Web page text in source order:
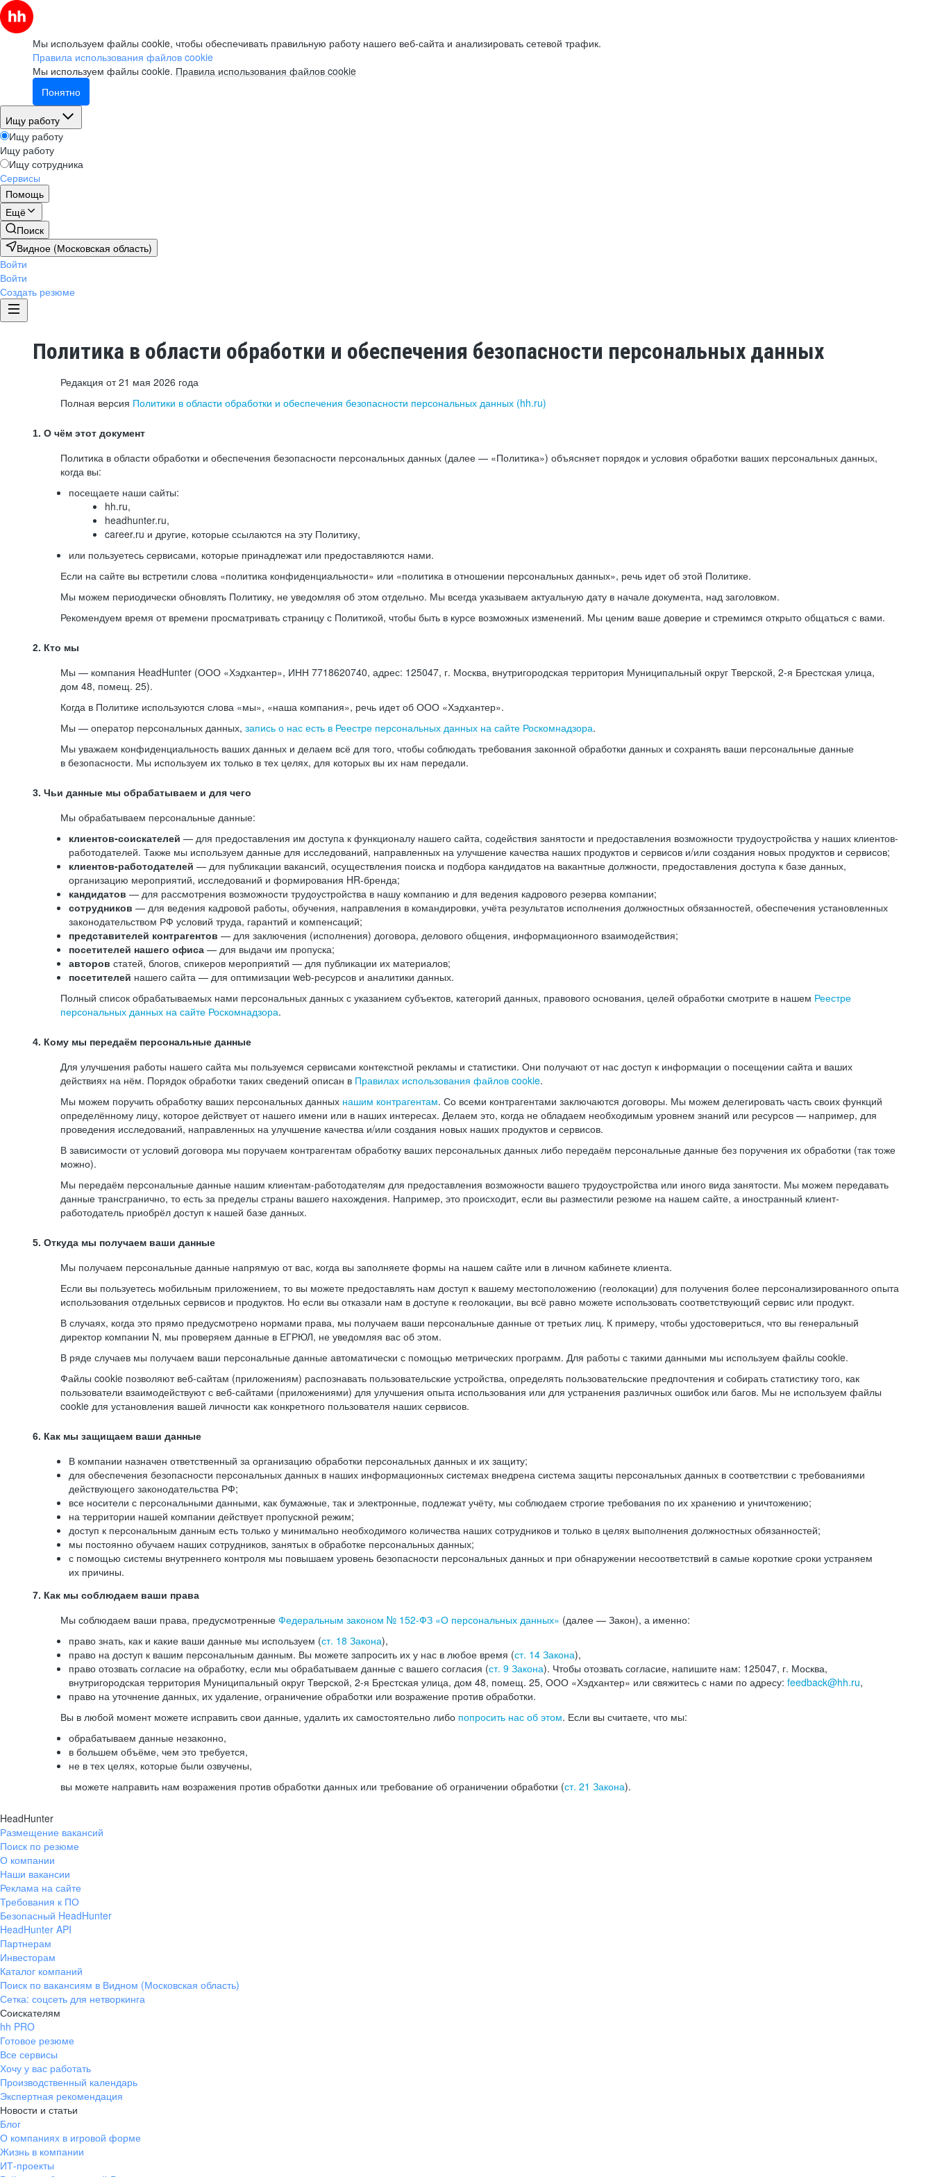
Мы используем файлы cookie, чтобы обеспечивать правильную работу нашего веб-сайта и анализировать сетевой трафик.
Правила использования файлов cookie
Мы используем файлы cookie. Правила использования файлов cookie
Понятно
Ищу работу
Ищу работу
Ищу работу
Ищу сотрудника
Сервисы
Помощь
Ещё
Поиск
Видное (Московская область)
Войти
Войти
Создать резюме
Политика в области обработки и обеспечения безопасности персональных данных
Редакция от 21 мая 2026 года
Полная версия Политики в области обработки и обеспечения безопасности персональных данных (hh.ru)
1. О чём этот документ
Политика в области обработки и обеспечения безопасности персональных данных (далее — «Политика») объясняет порядок и условия обработки ваших персональных данных,
когда вы:
посещаете наши сайты:
hh.ru,
headhunter.ru,
career.ru и другие, которые ссылаются на эту Политику,
или пользуетесь сервисами, которые принадлежат или предоставляются нами.
Если на сайте вы встретили слова «политика конфиденциальности» или «политика в отношении персональных данных», речь идет об этой Политике.
Мы можем периодически обновлять Политику, не уведомляя об этом отдельно. Мы всегда указываем актуальную дату в начале документа, над заголовком.
Рекомендуем время от времени просматривать страницу с Политикой, чтобы быть в курсе возможных изменений. Мы ценим ваше доверие и стремимся открыто общаться с вами.
2. Кто мы
Мы — компания HeadHunter (ООО «Хэдхантер», ИНН 7718620740, адрес: 125047, г. Москва, внутригородская территория Муниципальный округ Тверской, 2-я Брестская улица,
дом 48, помещ. 25).
Когда в Политике используются слова «мы», «наша компания», речь идет об ООО «Хэдхантер».
Мы — оператор персональных данных, запись о нас есть в Реестре персональных данных на сайте Роскомнадзора.
Мы уважаем конфиденциальность ваших данных и делаем всё для того, чтобы соблюдать требования законной обработки данных и сохранять ваши персональные данные
в безопасности. Мы используем их только в тех целях, для которых вы их нам передали.
3. Чьи данные мы обрабатываем и для чего
Мы обрабатываем персональные данные:
клиентов-соискателей — для предоставления им доступа к функционалу нашего сайта, содействия занятости и предоставления возможности трудоустройства у наших клиентов-
работодателей. Также мы используем данные для исследований, направленных на улучшение качества наших продуктов и сервисов и/или создания новых продуктов и сервисов;
клиентов-работодателей — для публикации вакансий, осуществления поиска и подбора кандидатов на вакантные должности, предоставления доступа к базе данных,
организацию мероприятий, исследований и формирования HR-бренда;
кандидатов — для рассмотрения возможности трудоустройства в нашу компанию и для ведения кадрового резерва компании;
сотрудников — для ведения кадровой работы, обучения, направления в командировки, учёта результатов исполнения должностных обязанностей, обеспечения установленных
законодательством РФ условий труда, гарантий и компенсаций;
представителей контрагентов — для заключения (исполнения) договора, делового общения, информационного взаимодействия;
посетителей нашего офиса — для выдачи им пропуска;
авторов статей, блогов, спикеров мероприятий — для публикации их материалов;
посетителей нашего сайта — для оптимизации web-ресурсов и аналитики данных.
Полный список обрабатываемых нами персональных данных с указанием субъектов, категорий данных, правового основания, целей обработки смотрите в нашем Реестре
персональных данных на сайте Роскомнадзора.
4. Кому мы передаём персональные данные
Для улучшения работы нашего сайта мы пользуемся сервисами контекстной рекламы и статистики. Они получают от нас доступ к информации о посещении сайта и ваших
действиях на нём. Порядок обработки таких сведений описан в Правилах использования файлов cookie.
Мы можем поручить обработку ваших персональных данных нашим контрагентам. Со всеми контрагентами заключаются договоры. Мы можем делегировать часть своих функций
определённому лицу, которое действует от нашего имени или в наших интересах. Делаем это, когда не обладаем необходимым уровнем знаний или ресурсов — например, для
проведения исследований, направленных на улучшение качества и/или создания новых наших продуктов и сервисов.
В зависимости от условий договора мы поручаем контрагентам обработку ваших персональных данных либо передаём персональные данные без поручения их обработки (так тоже
можно).
Мы передаём персональные данные нашим клиентам-работодателям для предоставления возможности вашего трудоустройства или иного вида занятости. Мы можем передавать
данные трансгранично, то есть за пределы страны вашего нахождения. Например, это происходит, если вы разместили резюме на нашем сайте, а иностранный клиент-
работодатель приобрёл доступ к нашей базе данных.
5. Откуда мы получаем ваши данные
Мы получаем персональные данные напрямую от вас, когда вы заполняете формы на нашем сайте или в личном кабинете клиента.
Если вы пользуетесь мобильным приложением, то вы можете предоставлять нам доступ к вашему местоположению (геолокации) для получения более персонализированного опыта
использования отдельных сервисов и продуктов. Но если вы отказали нам в доступе к геолокации, вы всё равно можете использовать соответствующий сервис или продукт.
В случаях, когда это прямо предусмотрено нормами права, мы получаем ваши персональные данные от третьих лиц. К примеру, чтобы удостовериться, что вы генеральный
директор компании N, мы проверяем данные в ЕГРЮЛ, не уведомляя вас об этом.
В ряде случаев мы получаем ваши персональные данные автоматически с помощью метрических программ. Для работы с такими данными мы используем файлы cookie.
Файлы cookie позволяют веб-сайтам (приложениям) распознавать пользовательские устройства, определять пользовательские предпочтения и собирать статистику того, как
пользователи взаимодействуют с веб-сайтами (приложениями) для улучшения опыта использования или для устранения различных ошибок или багов. Мы не используем файлы
cookie для установления вашей личности как конкретного пользователя наших сервисов.
6. Как мы защищаем ваши данные
В компании назначен ответственный за организацию обработки персональных данных и их защиту;
для обеспечения безопасности персональных данных в наших информационных системах внедрена система защиты персональных данных в соответствии с требованиями
действующего законодательства РФ;
все носители с персональными данными, как бумажные, так и электронные, подлежат учёту, мы соблюдаем строгие требования по их хранению и уничтожению;
на территории нашей компании действует пропускной режим;
доступ к персональным данным есть только у минимально необходимого количества наших сотрудников и только в целях выполнения должностных обязанностей;
мы постоянно обучаем наших сотрудников, занятых в обработке персональных данных;
с помощью системы внутреннего контроля мы повышаем уровень безопасности персональных данных и при обнаружении несоответствий в самые короткие сроки устраняем
их причины.
7. Как мы соблюдаем ваши права
Мы соблюдаем ваши права, предусмотренные Федеральным законом № 152-ФЗ «О персональных данных» (далее — Закон), а именно:
право знать, как и какие ваши данные мы используем (ст. 18 Закона),
право на доступ к вашим персональным данным. Вы можете запросить их у нас в любое время (ст. 14 Закона),
право отозвать согласие на обработку, если мы обрабатываем данные с вашего согласия (ст. 9 Закона). Чтобы отозвать согласие, напишите нам: 125047, г. Москва,
внутригородская территория Муниципальный округ Тверской, 2-я Брестская улица, дом 48, помещ. 25, ООО «Хэдхантер» или свяжитесь с нами по адресу: feedback@hh.ru,
право на уточнение данных, их удаление, ограничение обработки или возражение против обработки.
Вы в любой момент можете исправить свои данные, удалить их самостоятельно либо попросить нас об этом. Если вы считаете, что мы:
обрабатываем данные незаконно,
в большем объёме, чем это требуется,
не в тех целях, которые были озвучены,
вы можете направить нам возражения против обработки данных или требование об ограничении обработки (ст. 21 Закона).
HeadHunter
Размещение вакансий
Поиск по резюме
О компании
Наши вакансии
Реклама на сайте
Требования к ПО
Безопасный HeadHunter
HeadHunter API
Партнерам
Инвесторам
Каталог компаний
Поиск по вакансиям в Видном (Московская область)
Сетка: соцсеть для нетворкинга
Соискателям
hh PRO
Готовое резюме
Все сервисы
Хочу у вас работать
Производственный календарь
Экспертная рекомендация
Новости и статьи
Блог
О компаниях в игровой форме
Жизнь в компании
ИТ-проекты